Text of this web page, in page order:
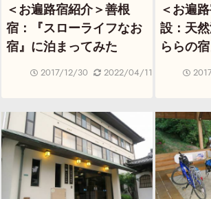
＜お遍路宿紹介＞善根
宿：『スローライフなお
宿』に泊まってみた
2017/12/30 2022/04/11
＜お遍
設：天
ららの